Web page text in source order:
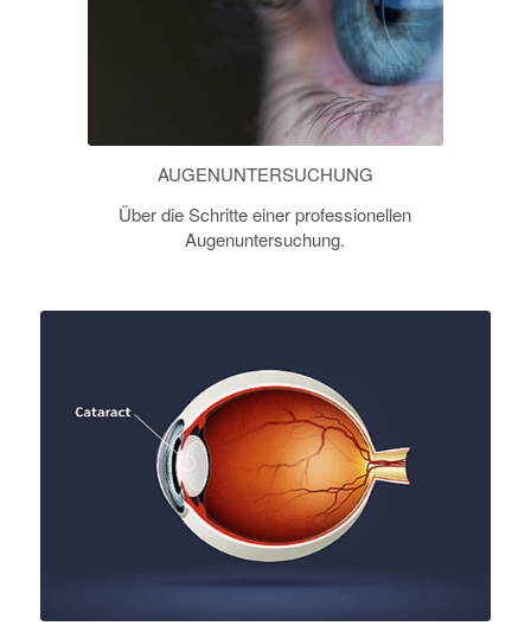
AUGENUNTERSUCHUNG
Über die Schritte einer professionellen
Augenuntersuchung.